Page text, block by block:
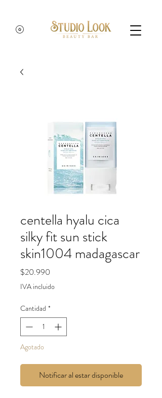
centella hyalu cica
silky fit sun stick
skin1004 madagascar
$20.990
IVA incluido
Cantidad *
Agotado
Notificar al estar disponible